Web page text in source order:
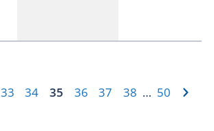
33 34 35 36 37 38 … 50